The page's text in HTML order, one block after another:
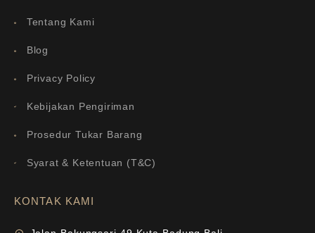
Tentang Kami
Blog
Privacy Policy
Kebijakan Pengiriman
Prosedur Tukar Barang
Syarat & Ketentuan (T&C)
KONTAK KAMI